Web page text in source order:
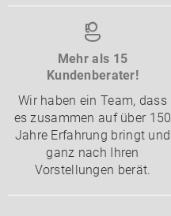
Mehr als 15
Kundenberater!
Wir haben ein Team, dass
es zusammen auf über 150
Jahre Erfahrung bringt und
ganz nach Ihren
Vorstellungen berät.